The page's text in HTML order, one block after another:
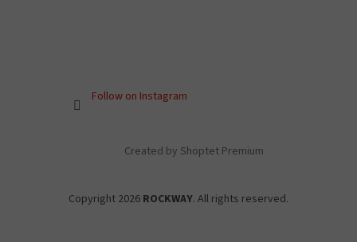
Follow on Instagram
Created by Shoptet Premium
Copyright 2026 ROCKWAY. All rights reserved.